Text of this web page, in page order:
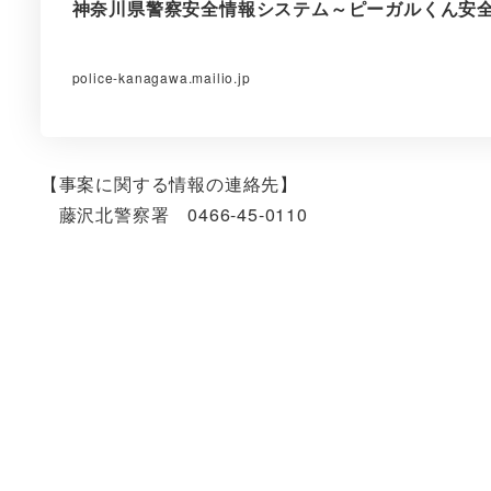
神奈川県警察安全情報システム～ピーガルくん安
police-kanagawa.mailio.jp
【事案に関する情報の連絡先】
藤沢北警察署 0466-45-0110